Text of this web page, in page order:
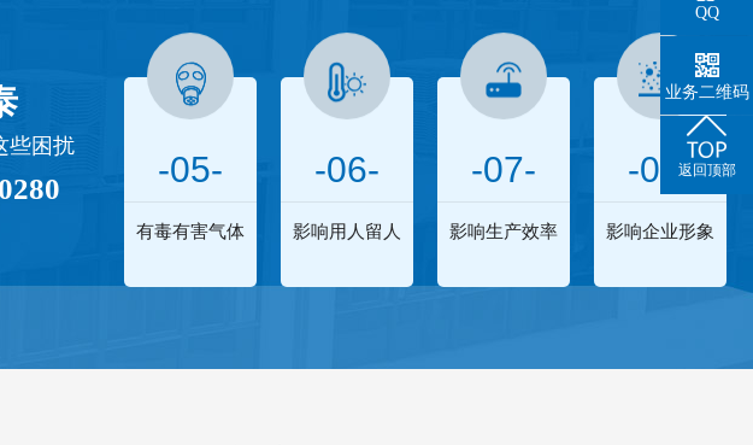
些困扰
-05-
有毒有害气体
-06-
影响用人留人
-07-
影响生产效率
-08-
影响企业形象
QQ
业务二维码
返回顶部